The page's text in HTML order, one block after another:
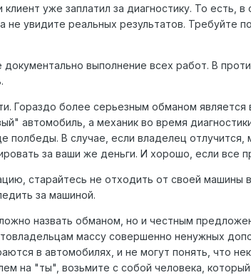
уже заплатил за диагностику. То есть,
не увидите реальных результатов. Требуйте
выполнение всех работ. В
Гораздо более серьезным обманом
автомобиль, а механик во время
полбеды. В случае, если владелец
за ваши же деньги. И хорошо, если все
старайтесь не отходить от своей машины
за машиной.
назвать обманом, но и честным
массу совершенно ненужных
в автомобилях, и не могут понять, что
на "ты", возьмите с собой человека,